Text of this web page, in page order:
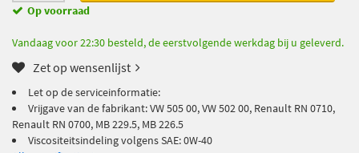
Op voorraad
Vandaag voor 22:30 besteld, de eerstvolgende werkdag bij u geleverd.
Zet op wensenlijst
Let op de serviceinformatie:
Vrijgave van de fabrikant: VW 505 00, VW 502 00, Renault RN 0710,
Renault RN 0700, MB 229.5, MB 226.5
Viscositeitsindeling volgens SAE: 0W-40